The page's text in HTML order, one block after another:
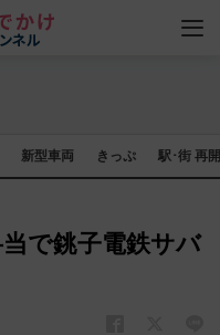
新型車両 きっぷ 駅･街 再
で銚子電鉄サバ